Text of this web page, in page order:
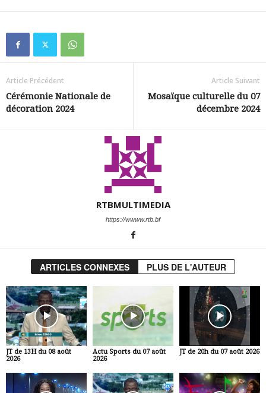
Article Précédent
Cérémonie Nationale de
décoration 2024
Article Suivant
Mosaïque culturelle du 07
décembre 2024
RTBMULTIMEDIA
https://wwww.rtb.bf
ARTICLES CONNEXES PLUS DE L'AUTEUR
JT de 13H du 08 août
2026
Actu Sports du 07 août
2026
JT de 20h du 07 août 2026